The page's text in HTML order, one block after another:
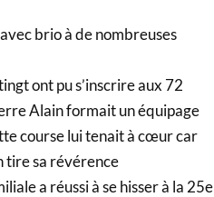
brio à de nombreuses
ont pu s’inscrire aux 72
Alain formait un équipage
course lui tenait à cœur car
tire sa révérence
a réussi à se hisser à la 25e